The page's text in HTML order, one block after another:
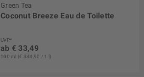
Green Tea
Coconut Breeze Eau de Toilette
UVP*
ab € 33,49
100 ml (€ 334,90 / 1 l)